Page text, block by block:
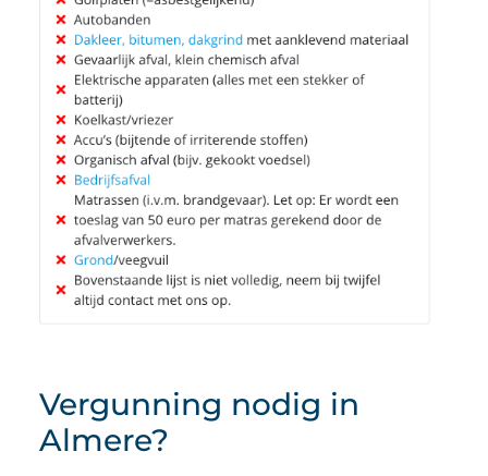
Vergunning nodig in
Almere?